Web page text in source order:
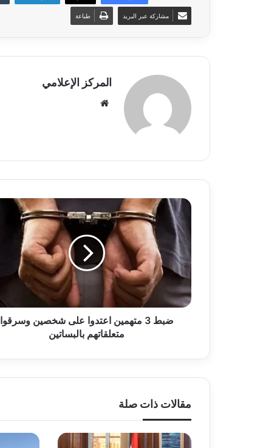
مشاركة عبر البريد طباعة
المركز الإعلامي
ضبط
متهمين
اعتدوا
على
شخصين
وسرقوا
متعلقاتهم
بالبساتين
ضبط 3 متهمين اعتدوا على شخصين وسرقوا
متعلقاتهم بالبساتين
مقالات ذات صلة